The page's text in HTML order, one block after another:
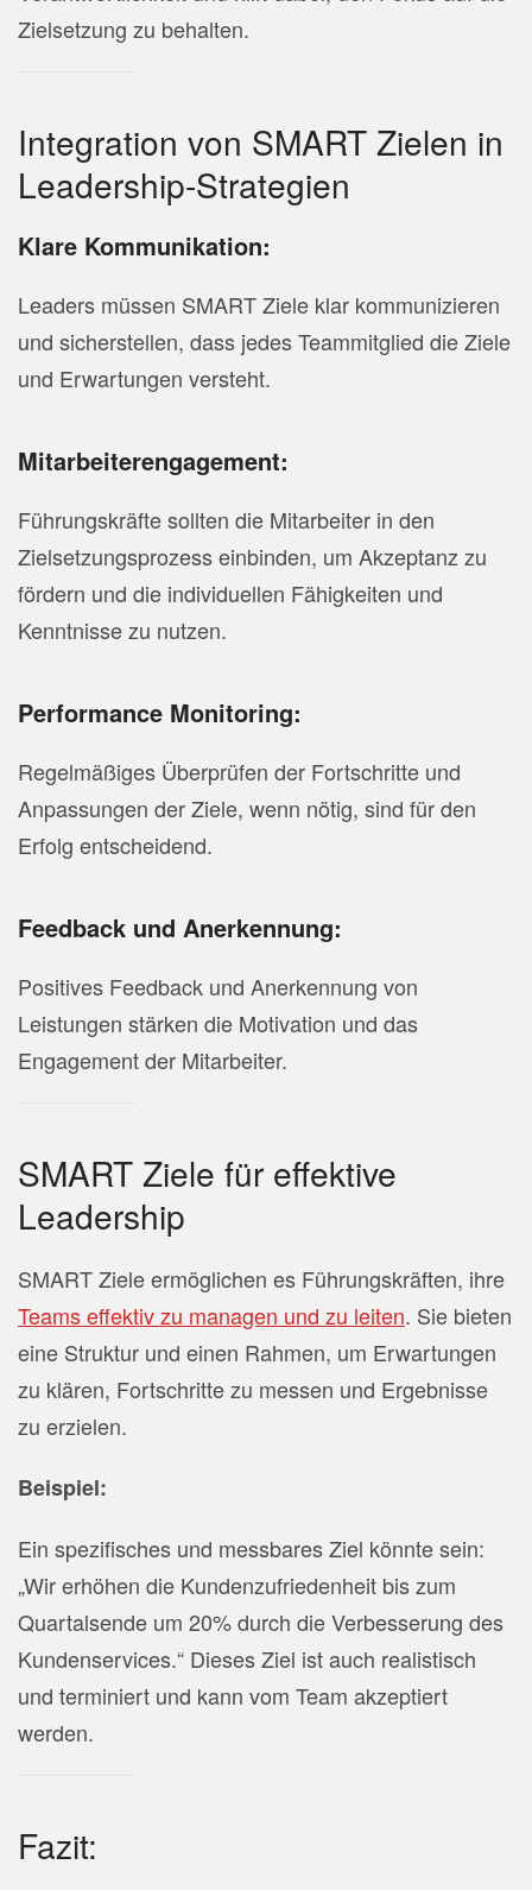
Zielsetzung zu behalten.
Integration von SMART Zielen in
Leadership-Strategien
Klare Kommunikation:
Leaders müssen SMART Ziele klar kommunizieren
und sicherstellen, dass jedes Teammitglied die Ziele
und Erwartungen versteht.
Mitarbeiterengagement:
Führungskräfte sollten die Mitarbeiter in den
Zielsetzungsprozess einbinden, um Akzeptanz zu
fördern und die individuellen Fähigkeiten und
Kenntnisse zu nutzen.
Performance Monitoring:
Regelmäßiges Überprüfen der Fortschritte und
Anpassungen der Ziele, wenn nötig, sind für den
Erfolg entscheidend.
Feedback und Anerkennung:
Positives Feedback und Anerkennung von
Leistungen stärken die Motivation und das
Engagement der Mitarbeiter.
SMART Ziele für effektive
Leadership
SMART Ziele ermöglichen es Führungskräften, ihre
Teams effektiv zu managen und zu leiten. Sie bieten
eine Struktur und einen Rahmen, um Erwartungen
zu klären, Fortschritte zu messen und Ergebnisse
zu erzielen.
Beispiel:
Ein spezifisches und messbares Ziel könnte sein:
„Wir erhöhen die Kundenzufriedenheit bis zum
Quartalsende um 20% durch die Verbesserung des
Kundenservices.“ Dieses Ziel ist auch realistisch
und terminiert und kann vom Team akzeptiert
werden.
Fazit: